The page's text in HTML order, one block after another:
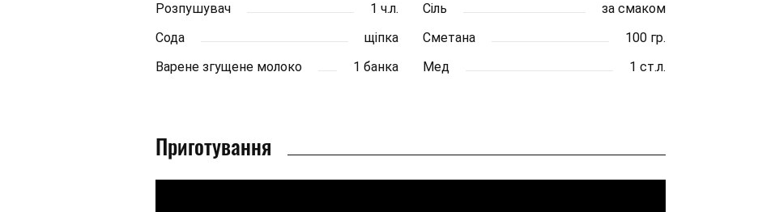
Розпушувач
1 ч.л. Сіль
за смаком
Сода
щіпка Сметана
100 гр.
Варене згущене молоко
1 банка Мед 1 ст.л.
Приготування